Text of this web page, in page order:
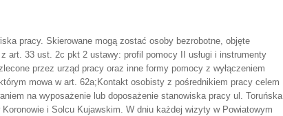
pracy. Skierowane mogą zostać osoby bezrobotne, objęte
art. 33 ust. 2c pkt 2 ustawy: profil pomocy II usługi i instrumenty
przez urząd pracy oraz inne formy pomocy z wyłączeniem
mowa w art. 62a;Kontakt osobisty z pośrednikiem pracy celem
na wyposażenie lub doposażenie stanowiska pracy ul. Toruńska
i Solcu Kujawskim. W dniu każdej wizyty w Powiatowym